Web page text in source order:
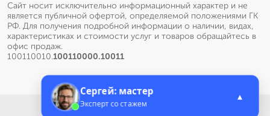
Сайт носит исключительно информационный характер и не
является публичной офертой, определяемой положениями ГК
РФ. Для получения подробной информации о наличии, видах,
характеристиках и стоимости услуг и товаров обращайтесь в
офис продаж.
100110010.100110000.10011
Меню
Сергей: мастер
Эксперт со стажем
▲